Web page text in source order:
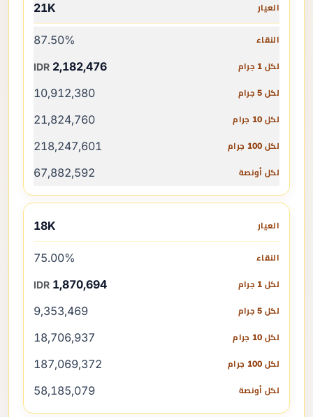
21K
87.50%
2,182,476
IDR
10,912,380
21,824,760
218,247,601
67,882,592
18K
75.00%
1,870,694
IDR
9,353,469
18,706,937
187,069,372
58,185,079